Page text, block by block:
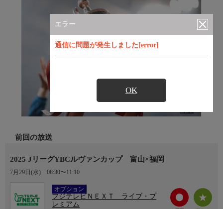
エラー
通信に問題が発生しました[error]
OK
前回の放送
2025 JリーグYBCルヴァンカップ 富山×福岡
7月29日(水) 08:30〜11:10
オプション
Ch.752
フジテレビＮＥＸＴ ライブ・プ
レミアム